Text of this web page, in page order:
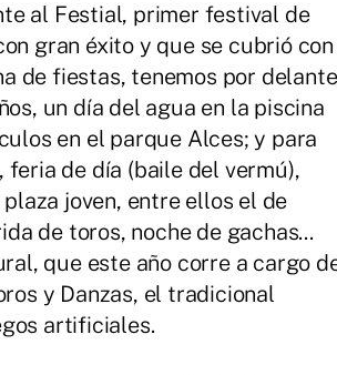
al Festial, primer festival de
gran éxito y que se cubrió con
de fiestas, tenemos por delante
un día del agua en la piscina
en el parque Alces; y para
de día (baile del vermú),
joven, entre ellos el de
de toros, noche de gachas...
que este año corre a cargo
y Danzas, el tradicional
artificiales.